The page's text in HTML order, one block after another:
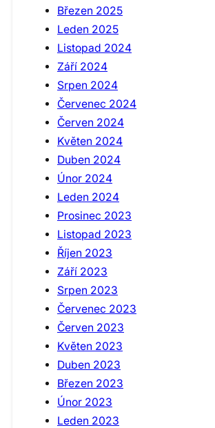
Březen 2025
Leden 2025
Listopad 2024
Září 2024
Srpen 2024
Červenec 2024
Červen 2024
Květen 2024
Duben 2024
Únor 2024
Leden 2024
Prosinec 2023
Listopad 2023
Říjen 2023
Září 2023
Srpen 2023
Červenec 2023
Červen 2023
Květen 2023
Duben 2023
Březen 2023
Únor 2023
Leden 2023